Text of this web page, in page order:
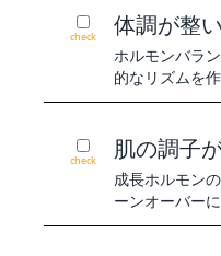
check 体調が整
ホルモンバラ
的なリズムを作
check 肌の調子
成長ホルモン
ーンオーバー